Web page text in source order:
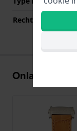
Rechte
Onlangs